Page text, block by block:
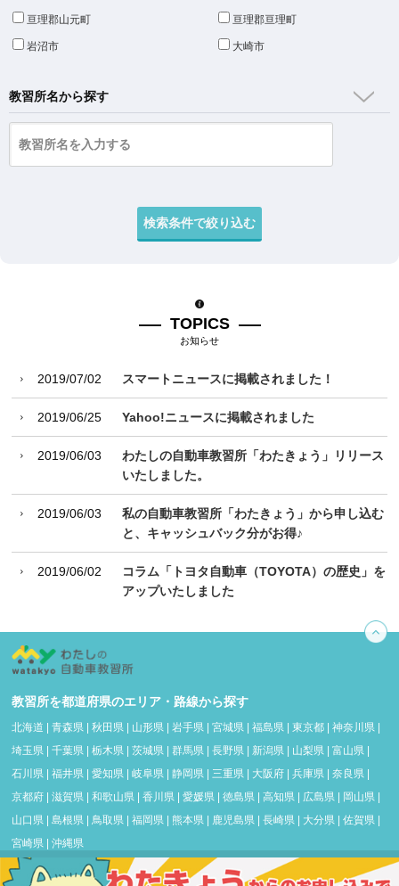
亘理郡山元町 亘理郡亘理町
岩沼市 大崎市
教習所名から探す
TOPICS
お知らせ
2019/07/02 スマートニュースに掲載されました！
2019/06/25 Yahoo!ニュースに掲載されました
2019/06/03
わたしの自動車教習所「わたきょう」リリース
いたしました。
2019/06/03
私の自動車教習所「わたきょう」から申し込む
と、キャッシュバック分がお得♪
2019/06/02
コラム「トヨタ自動車（TOYOTA）の歴史」を
アップいたしました
教習所を都道府県のエリア・路線から探す
北海道 青森県 秋田県 山形県 岩手県 宮城県 福島県 東京都 神奈川県
埼玉県
千葉県 栃木県 茨城県 群馬県 長野県 新潟県 山梨県 富山県
石川県
福井県 愛知県 岐阜県 静岡県 三重県 大阪府 兵庫県 奈良県
京都府
滋賀県 和歌山県 香川県 愛媛県 徳島県 高知県 広島県 岡山県
山口県
島根県 鳥取県 福岡県 熊本県 鹿児島県 長崎県 大分県 佐賀県
宮崎県
沖縄県
よくあるご質問